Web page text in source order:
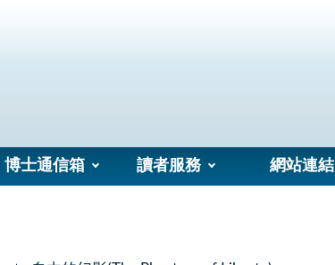
博士通信箱 讀者服務 網站連結